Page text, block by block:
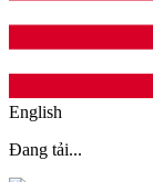
English
Đang tải...